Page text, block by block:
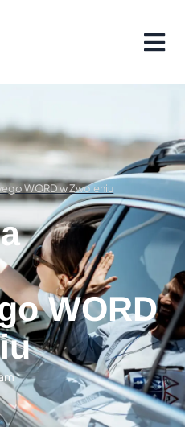
WORD w Zwoleniu
WORD